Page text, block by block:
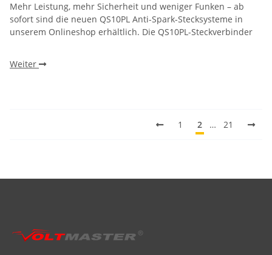
Mehr Leistung, mehr Sicherheit und weniger Funken – ab
sofort sind die neuen QS10PL Anti-Spark-Stecksysteme in
unserem Onlineshop erhältlich. Die QS10PL-Steckverbinder
Weiter
1 2 … 21